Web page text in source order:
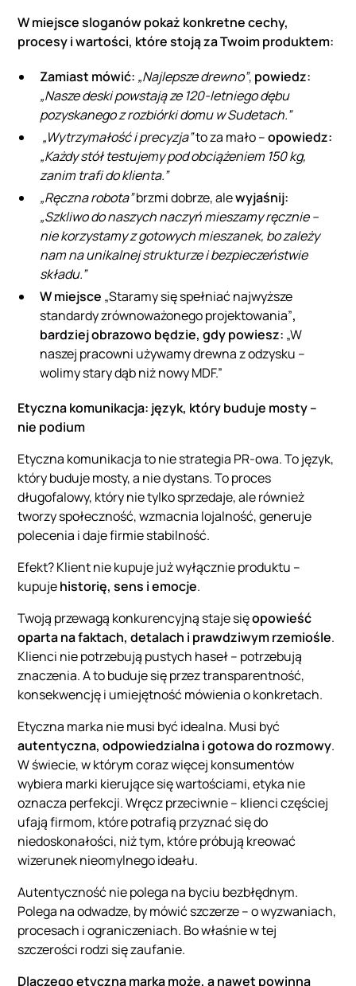
W miejsce sloganów pokaż konkretne cechy,
procesy i wartości, które stoją za Twoim produktem:
Zamiast mówić: „Najlepsze drewno”, powiedz:
„Nasze deski powstają ze 120-letniego dębu
pozyskanego z rozbiórki domu w Sudetach.”
„Wytrzymałość i precyzja”to za mało –opowiedz:
„Każdy stół testujemy pod obciążeniem 150 kg,
zanim trafi do klienta.”
„Ręczna robota”brzmi dobrze, alewyjaśnij:
„Szkliwo do naszych naczyń mieszamy ręcznie –
nie korzystamy z gotowych mieszanek, bo zależy
nam na unikalnej strukturze i bezpieczeństwie
składu.”
W miejsce „Staramy się spełniać najwyższe
standardy zrównoważonego projektowania”,
bardziej obrazowo będzie, gdy powiesz: „W
naszej pracowni używamy drewna z odzysku –
wolimy stary dąb niż nowy MDF.”
Etyczna komunikacja: język, który buduje mosty –
nie podium
Etyczna komunikacja to nie strategia PR-owa. To język,
który buduje mosty, a nie dystans. To proces
długofalowy, który nie tylko sprzedaje, ale również
tworzy społeczność, wzmacnia lojalność, generuje
polecenia i daje firmie stabilność.
Efekt? Klient nie kupuje już wyłącznie produktu –
kupujehistorię, sens i emocje.
Twoją przewagą konkurencyjną staje sięopowieść
oparta na faktach, detalach i prawdziwym rzemiośle.
Klienci nie potrzebują pustych haseł – potrzebują
znaczenia. A to buduje się przez transparentność,
konsekwencję i umiejętność mówienia o konkretach.
Etyczna marka nie musi być idealna. Musi być
autentyczna, odpowiedzialna i gotowa do rozmowy.
W świecie, w którym coraz więcej konsumentów
wybiera marki kierujące się wartościami, etyka nie
oznacza perfekcji. Wręcz przeciwnie – klienci częściej
ufają firmom, które potrafią przyznać się do
niedoskonałości, niż tym, które próbują kreować
wizerunek nieomylnego ideału.
Autentyczność nie polega na byciu bezbłędnym.
Polega na odwadze, by mówić szczerze – o wyzwaniach,
procesach i ograniczeniach. Bo właśnie w tej
szczerości rodzi się zaufanie.
Dlaczego etyczna marka może, a nawet powinna